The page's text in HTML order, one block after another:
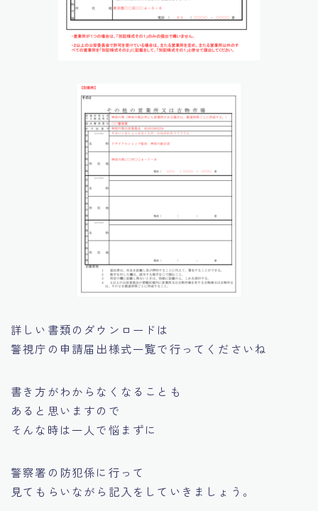
詳しい書類のダウンロードは
警視庁の申請届出様式一覧で行ってくださいね
書き方がわからなくなることも
あると思いますので
そんな時は一人で悩まずに
警察署の防犯係に行って
見てもらいながら記入をしていきましょう。